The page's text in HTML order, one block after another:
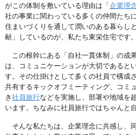
がこの体制を敷いている理由は「企業理
社の事業に関わっている多くの仲間たち
住まいづくりを通して潤いのある暮らし
献」しているのが、私たち東栄住宅です。
この根幹にある「自社一貫体制」の成
は、コミュニケーションが大切であると
す。その仕掛けとして多くの社員で構成
共有するキックオフミーティング、コミ
き社員旅行などを実施し、部署や地域を
います。ちなみに社員旅行ではちゃんと
そんな私たちは、企業理念に共感し、